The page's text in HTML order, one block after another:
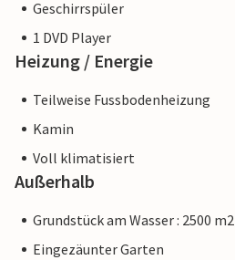
Geschirrspüler
1 DVD Player
Heizung / Energie
Teilweise Fussbodenheizung
Kamin
Voll klimatisiert
Außerhalb
Grundstück am Wasser : 2500 m2
Eingezäunter Garten